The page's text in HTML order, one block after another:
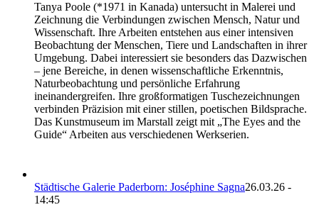
Tanya Poole (*1971 in Kanada) untersucht in Malerei und
Zeichnung die Verbindungen zwischen Mensch, Natur und
Wissenschaft. Ihre Arbeiten entstehen aus einer intensiven
Beobachtung der Menschen, Tiere und Landschaften in ihrer
Umgebung. Dabei interessiert sie besonders das Dazwischen
– jene Bereiche, in denen wissenschaftliche Erkenntnis,
Naturbeobachtung und persönliche Erfahrung
ineinandergreifen. Ihre großformatigen Tuschezeichnungen
verbinden Präzision mit einer stillen, poetischen Bildsprache.
Das Kunstmuseum im Marstall zeigt mit „The Eyes and the
Guide“ Arbeiten aus verschiedenen Werkserien.
Städtische Galerie Paderborn: Joséphine Sagna26.03.26 -
14:45